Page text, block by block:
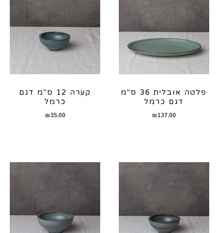
פלטה אובלית 36 ס"מ
דגם כרמל
₪137.00
קערה 12 ס"מ דגם
כרמל
₪35.00